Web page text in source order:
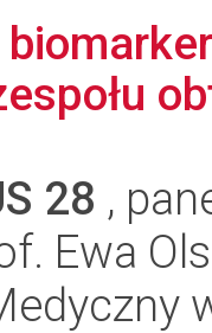
28 ,
Ewa